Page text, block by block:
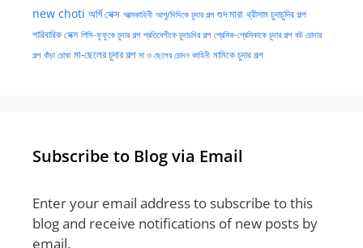
new choti অর্গি সেক্স আত্মকাহিনী আপু/দিদিকে চুদার গল্প গুদ মারা থ্রীসাম চুদাচুদির গল্প
পারিবারিক সেক্স পিসি-ফুফুকে চুদার গল্প প্রতিবেশীকে চুদাচদির গল্প প্রেমিক-প্রেমিকাকে চুদার গল্প বউ চোদার
গল্প বাঁড়া চোষা মা-ছেলের চুদার গল্প মা ও ছেলের চোদন কাহিনী মামিকে চুদার গল্প
Subscribe to Blog via Email
Enter your email address to subscribe to this
blog and receive notifications of new posts by
email.